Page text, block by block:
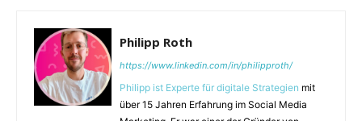
Philipp Roth
https://www.linkedin.com/in/philipproth/
Philipp ist Experte für digitale Strategien mit
über 15 Jahren Erfahrung im Social Media